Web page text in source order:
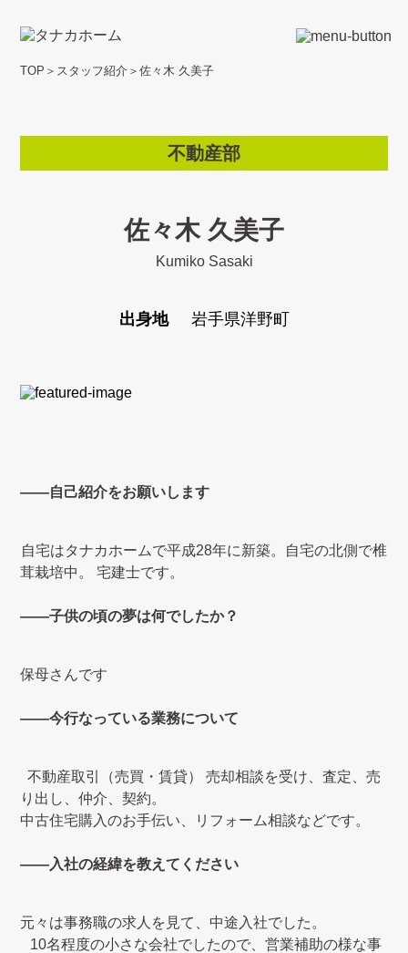
TOP ＞ スタッフ紹介 ＞佐々木 久美子
不動産部
佐々木 久美子
Kumiko Sasaki
出身地 岩手県洋野町
――自己紹介をお願いします
自宅はタナカホームで平成28年に新築。自宅の北側で椎
茸栽培中。
宅建士です。
――子供の頃の夢は何でしたか？
保母さんです
――今行なっている業務について
不動産取引（売買・賃貸）
売却相談を受け、査定、売
り出し、仲介、契約。
中古住宅購入のお手伝い、リフォーム相談などです。
――入社の経緯を教えてください
元々は事務職の求人を見て、中途入社でした。
10名程度の小さな会社でしたので、営業補助の様な事